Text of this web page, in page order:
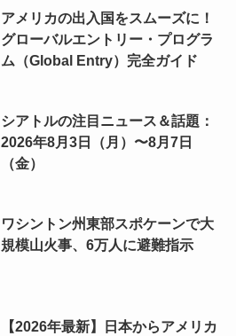
アメリカの出入国をスムーズに！
グローバルエントリー・プログラ
ム（Global Entry）完全ガイド
シアトルの注目ニュース＆話題：
2026年8月3日（月）〜8月7日
（金）
ワシントン州東部スポケーンで大
規模山火事、6万人に避難指示
【2026年最新】日本からアメリカ